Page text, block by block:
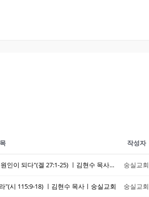
작성자
20260719 주일설교ㅣ "아름다움이 심판의 원인이 되다"(겔 27:1-25) ㅣ김현수 목사ㅣ숭실교회 숭실교회
"(시 115:9-18) ㅣ김현수 목사ㅣ숭실교회 숭실교회